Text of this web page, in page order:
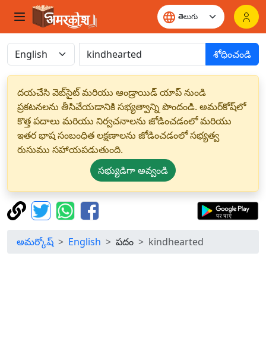
శోధించండి
దయచేసి వెబ్‌సైట్ మరియు ఆండ్రాయిడ్ యాప్ నుండి
ప్రకటనలను తీసివేయడానికి సభ్యత్వాన్ని పొందండి. అమర్‌కోష్‌లో
కొత్త పదాలు మరియు నిర్వచనాలను జోడించడంలో మరియు
ఇతర భాష సంబంధిత లక్షణాలను జోడించడంలో సభ్యత్వ
రుసుము సహాయపడుతుంది.
సభ్యుడిగా అవ్వండి
అమర్కోష్ English పదం kindhearted